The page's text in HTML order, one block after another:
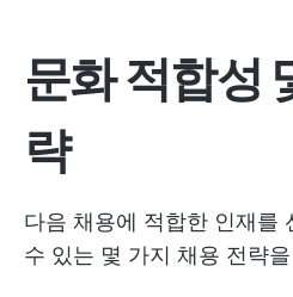
문화 적합성
략
다음 채용에 적합한 인재를
수 있는 몇 가지 채용 전략